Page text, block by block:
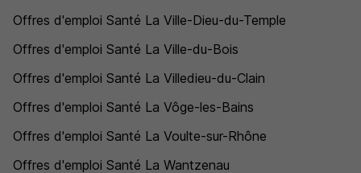
Offres d'emploi Santé La Ville-Dieu-du-Temple
Offres d'emploi Santé La Ville-du-Bois
Offres d'emploi Santé La Villedieu-du-Clain
Offres d'emploi Santé La Vôge-les-Bains
Offres d'emploi Santé La Voulte-sur-Rhône
Offres d'emploi Santé La Wantzenau